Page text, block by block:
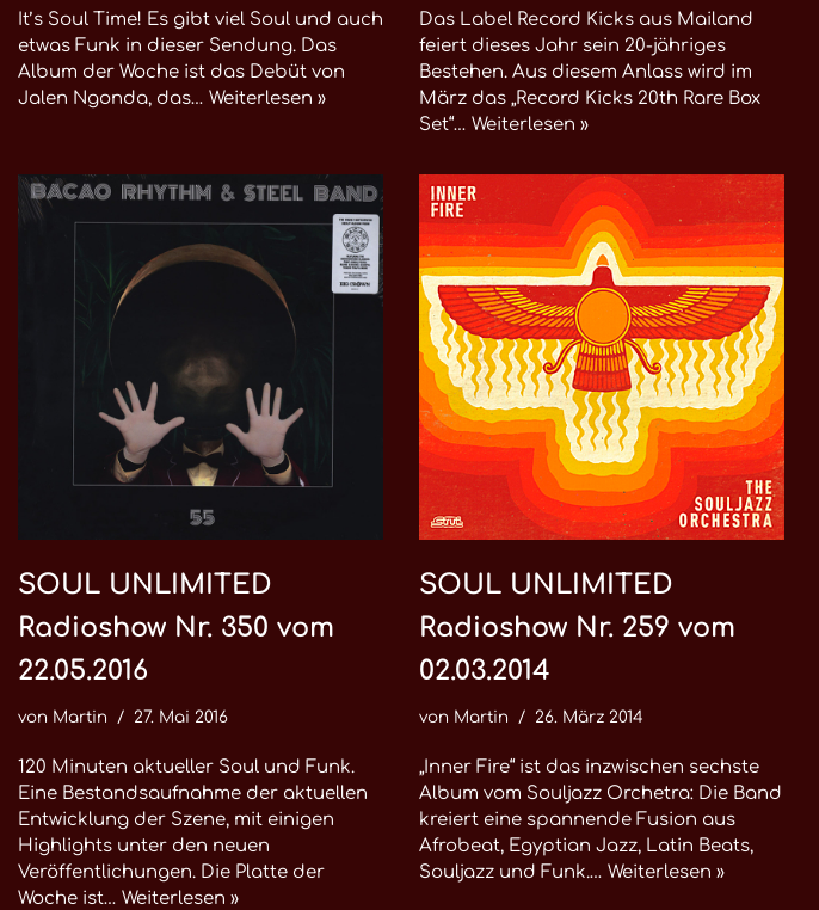
It’s Soul Time! Es gibt viel Soul und auch
etwas Funk in dieser Sendung. Das
Album der Woche ist das Debüt von
Jalen Ngonda, das… Weiterlesen »
Das Label Record Kicks aus Mailand
feiert dieses Jahr sein 20-jähriges
Bestehen. Aus diesem Anlass wird im
März das „Record Kicks 20th Rare Box
Set“… Weiterlesen »
SOUL UNLIMITED
Radioshow Nr. 350 vom
22.05.2016
von Martin 27. Mai 2016
120 Minuten aktueller Soul und Funk.
Eine Bestandsaufnahme der aktuellen
Entwicklung der Szene, mit einigen
Highlights unter den neuen
Veröffentlichungen. Die Platte der
Woche ist… Weiterlesen »
SOUL UNLIMITED
Radioshow Nr. 259 vom
02.03.2014
von Martin 26. März 2014
„Inner Fire“ ist das inzwischen sechste
Album vom Souljazz Orchetra: Die Band
kreiert eine spannende Fusion aus
Afrobeat, Egyptian Jazz, Latin Beats,
Souljazz und Funk.… Weiterlesen »